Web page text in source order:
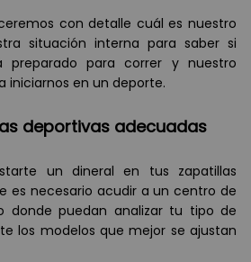
con detalle cuál es nuestro
situación interna para saber si
preparado para correr y nuestro
iniciarnos en un deporte.
deportivas adecuadas
un dineral en tus zapatillas
es necesario acudir a un centro de
donde puedan analizar tu tipo de
los modelos que mejor se ajustan